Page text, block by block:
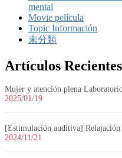
mental
Movie película
Topic Información
未分類
Artículos Recientes
Mujer y atención plena
2025/01/19
[Estimulación auditiva]
2024/11/21